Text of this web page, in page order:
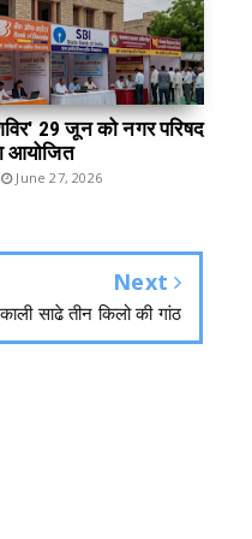
29 जून को नगर परिषद
आयोजित
June 27, 2026
Next
साढे तीन किलो की गांठ